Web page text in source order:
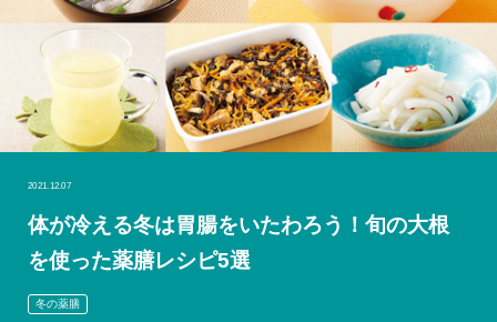
2021.12.07
体が冷える冬は胃腸をいたわろう！旬の大根
を使った薬膳レシピ5選
冬の薬膳